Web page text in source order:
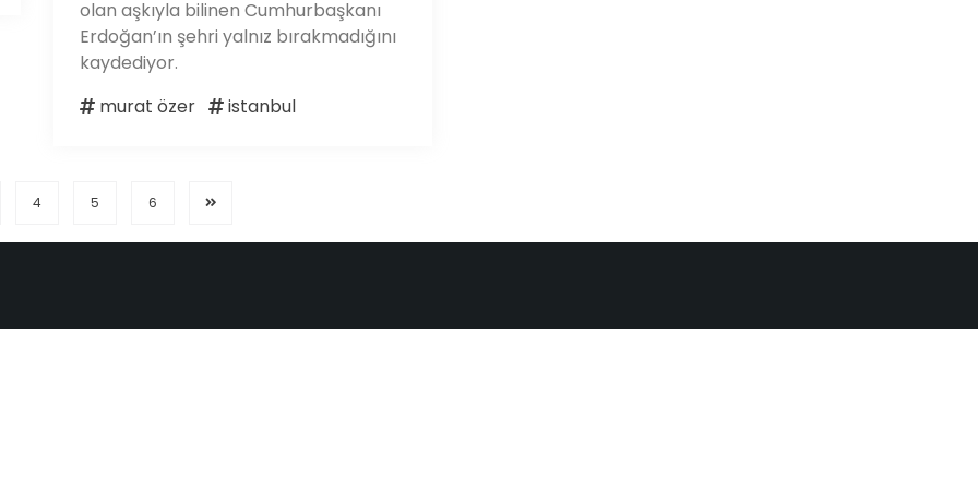
olan aşkıyla bilinen Cumhurbaşkanı
Erdoğan’ın şehri yalnız bırakmadığını
kaydediyor.
murat özer
istanbul
4 5 6